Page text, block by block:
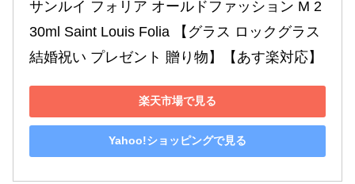
サンルイ フォリア オールドファッション M 2
30ml Saint Louis Folia 【グラス ロックグラス
結婚祝い プレゼント 贈り物】【あす楽対応】
楽天市場で見る
Yahoo!ショッピングで見る